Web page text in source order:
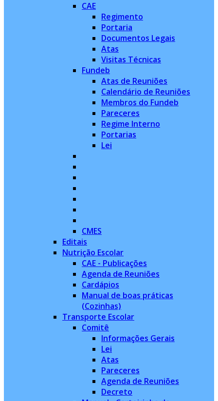
CAE
Regimento
Portaria
Documentos Legais
Atas
Visitas Técnicas
Fundeb
Atas de Reuniões
Calendário de Reuniões
Membros do Fundeb
Pareceres
Regime Interno
Portarias
Lei
CMES
Editais
Nutrição Escolar
CAE - Publicações
Agenda de Reuniões
Cardápios
Manual de boas práticas
(Cozinhas)
Transporte Escolar
Comitê
Informações Gerais
Lei
Atas
Pareceres
Agenda de Reuniões
Decreto